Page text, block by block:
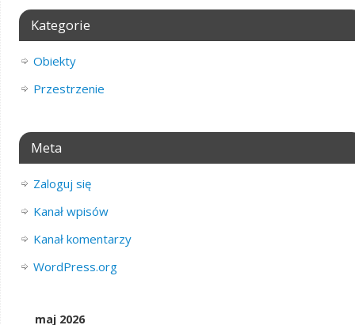
Kategorie
Obiekty
Przestrzenie
Meta
Zaloguj się
Kanał wpisów
Kanał komentarzy
WordPress.org
maj 2026